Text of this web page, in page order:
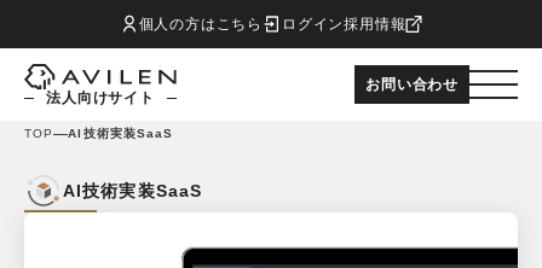
個人の方はこちら ログイン採用情報
法人向けサイト
お問い合わせ
TOP AI技術実装SaaS
AI技術実装SaaS